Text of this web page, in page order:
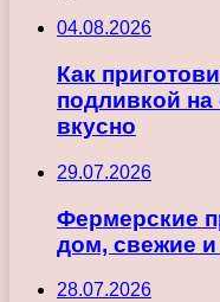
04.08.2026
Как
подливкой
вкусно
29.07.2026
Фермерские
дом, свежие и
28.07.2026